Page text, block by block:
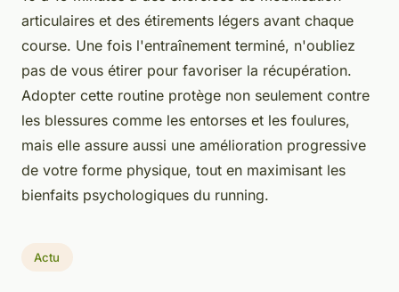
articulaires et des étirements légers avant chaque
course. Une fois l'entraînement terminé, n'oubliez
pas de vous étirer pour favoriser la récupération.
Adopter cette routine protège non seulement contre
les blessures comme les entorses et les foulures,
mais elle assure aussi une amélioration progressive
de votre forme physique, tout en maximisant les
bienfaits psychologiques du running.
Actu